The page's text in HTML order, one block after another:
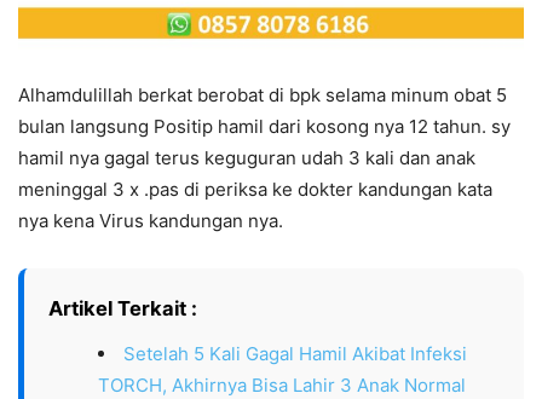
Alhamdulillah berkat berobat di bpk selama minum obat 5
bulan langsung Positip hamil dari kosong nya 12 tahun. sy
hamil nya gagal terus keguguran udah 3 kali dan anak
meninggal 3 x .pas di periksa ke dokter kandungan kata
nya kena Virus kandungan nya.
Artikel Terkait :
Setelah 5 Kali Gagal Hamil Akibat Infeksi
TORCH, Akhirnya Bisa Lahir 3 Anak Normal